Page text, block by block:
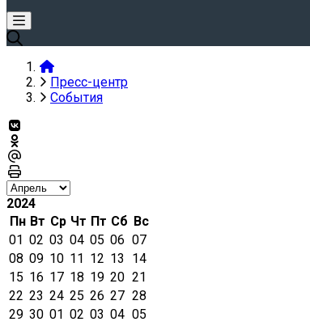
Пресс-центр
События
2024
Пн Вт Ср Чт Пт Сб Вс
01 02 03 04 05 06 07
08 09 10 11 12 13
14
15 16 17 18 19 20 21
22 23 24 25 26 27 28
29 30 01 02 03 04 05